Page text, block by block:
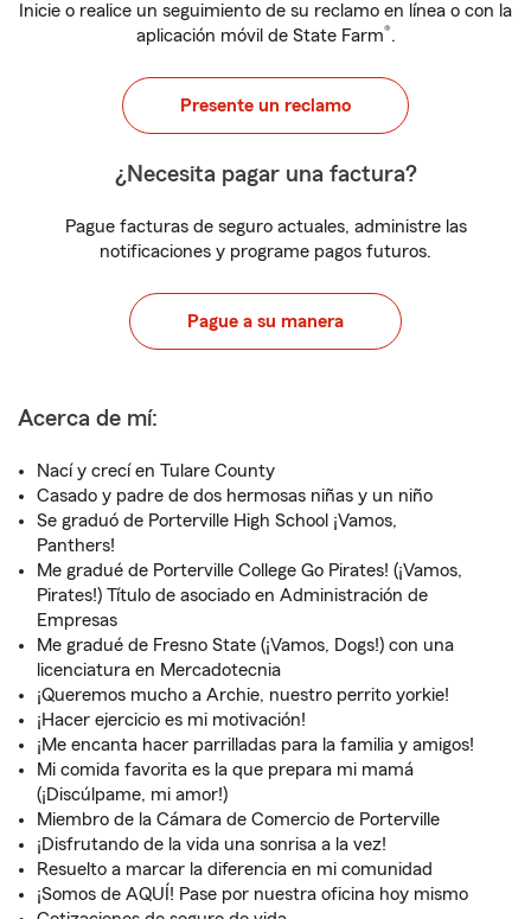
Inicie o realice un seguimiento de su reclamo en línea o con la
aplicación móvil de State Farm®.
Presente un reclamo
¿Necesita pagar una factura?
Pague facturas de seguro actuales, administre las
notificaciones y programe pagos futuros.
Pague a su manera
Acerca de mí:
Nací y crecí en Tulare County
Casado y padre de dos hermosas niñas y un niño
Se graduó de Porterville High School ¡Vamos,
Panthers!
Me gradué de Porterville College Go Pirates! (¡Vamos,
Pirates!) Título de asociado en Administración de
Empresas
Me gradué de Fresno State (¡Vamos, Dogs!) con una
licenciatura en Mercadotecnia
¡Queremos mucho a Archie, nuestro perrito yorkie!
¡Hacer ejercicio es mi motivación!
¡Me encanta hacer parrilladas para la familia y amigos!
Mi comida favorita es la que prepara mi mamá
(¡Discúlpame, mi amor!)
Miembro de la Cámara de Comercio de Porterville
¡Disfrutando de la vida una sonrisa a la vez!
Resuelto a marcar la diferencia en mi comunidad
¡Somos de AQUÍ! Pase por nuestra oficina hoy mismo